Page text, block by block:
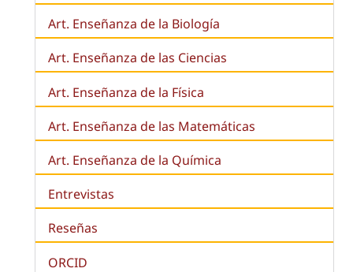
Art. Enseñanza de la Biología
Art. Enseñanza de las Ciencias
Art. Enseñanza de la Física
Art. Enseñanza de las Matemáticas
Art. Enseñanza de la Química
Entrevistas
Reseñas
ORCID